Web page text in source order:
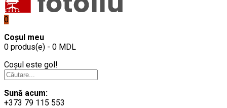
0
Coșul meu
0 produs(e) - 0 MDL
Coșul este gol!
Sună acum:
+373 79 115 553